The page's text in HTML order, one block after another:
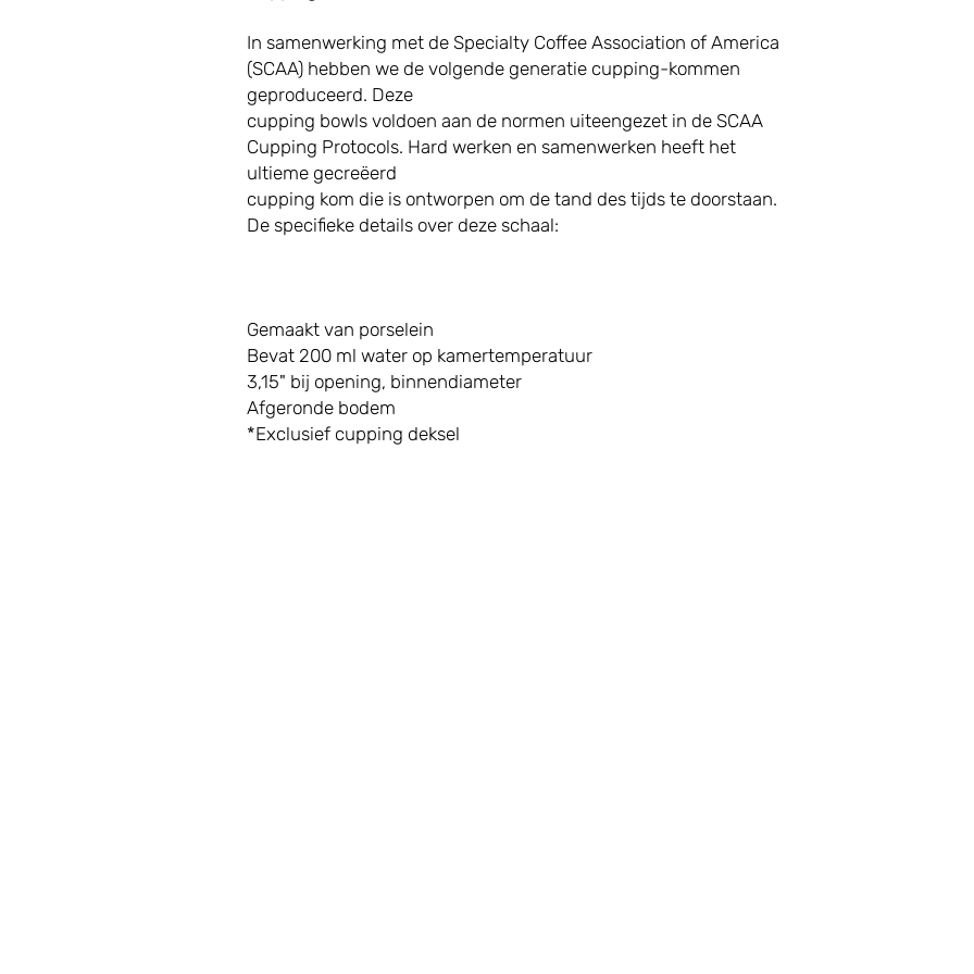
In samenwerking met de Specialty Coffee Association of America
(SCAA) hebben we de volgende generatie cupping-kommen
geproduceerd. Deze
cupping bowls voldoen aan de normen uiteengezet in de SCAA
Cupping Protocols. Hard werken en samenwerken heeft het
ultieme gecreëerd
cupping kom die is ontworpen om de tand des tijds te doorstaan.
De specifieke details over deze schaal:
Gemaakt van porselein
Bevat 200 ml water op kamertemperatuur
3,15" bij opening, binnendiameter
Afgeronde bodem
*Exclusief cupping deksel